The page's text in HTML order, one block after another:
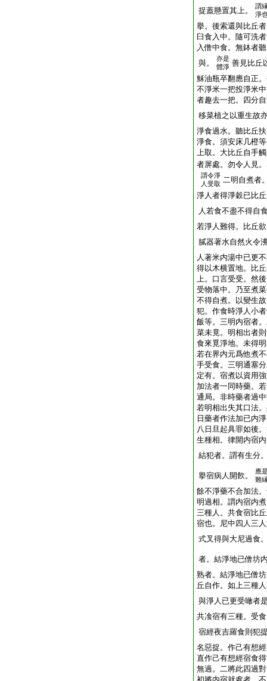
捉蓋懸置其上。
謂
淨
擧。後索還與比丘
臼食入中。隨可洗
入僧中食。無鉢者
與。
亦是
體淨 善見比丘
穌油瓶卒翻應自正
不淨米一把投淨米
者趣去一把。四分
移菜植之以重生故
淨食過水。聽比丘
淨食。須安床几橙
上取。大比丘自手
者屏處。勿令人見
謂令淨
人受取 二明自煮者
淨人者得淨穀已比
人若食不盡不得自
若淨人難得。比丘
膩器著水自然火令
人著米内湯中已更
得以木横置地。比
上。口言受受。然
受物落中。乃至煮
不得自煮。以變生
犯。作食時淨人小
飯等。三明内宿者
菜未竟。明相出者
食來覓淨地。未得
若在界内元爲他煮
手受食。三明通塞
定有。宿煮以資用
加法者一同時藥。
通局。非時藥者過
若明相出失其口法
日藥者作法加已内
八日旦起具罪如後
生種相。律開内宿
結犯者。謂有生分
擧宿病人開飮。
應
難
餘不淨藥不合加法
明過相。謂内宿内
三種人。共食宿比
宿也。尼中四人三
式叉得與大尼過食
者。結淨地已僧坊
熟者。結淨地已僧
丘自作。如上三種
與淨人已更受噉者
共飡宿有三種。受
宿經夜吉羅食則犯
名惡捉。作己有想
直作己有想經宿食
無過。二將此四過